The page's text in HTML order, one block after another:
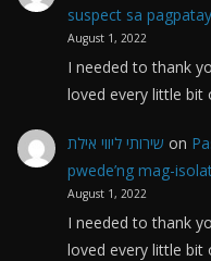
suspect sa
August 1, 2022
I needed to thank
loved every little
שירותי ליווי אילת on
pwede’ng mag-
August 1, 2022
I needed to thank
loved every little